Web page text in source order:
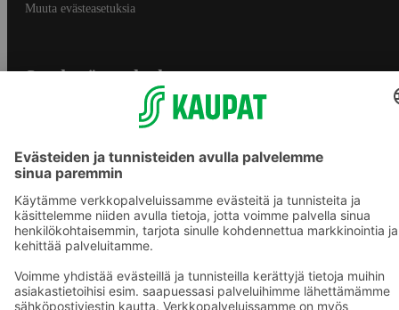
Muuta evästeasetuksia
S-ryhmän palvelut
Yhteishyvä Ruoka -sovellus
Prisma.fi
Sokos.fi
S-Pankki
Sokos Hotels
Raflaamo